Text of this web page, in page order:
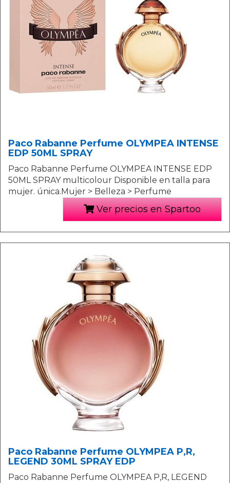
Paco Rabanne Perfume OLYMPEA INTENSE
EDP 50ML SPRAY
Paco Rabanne Perfume OLYMPEA INTENSE EDP
50ML SPRAY multicolour Disponible en talla para
mujer. única.Mujer > Belleza > Perfume
Ver precios en Spartoo
Paco Rabanne Perfume OLYMPEA P,R,
LEGEND 30ML SPRAY EDP
Paco Rabanne Perfume OLYMPEA P,R, LEGEND